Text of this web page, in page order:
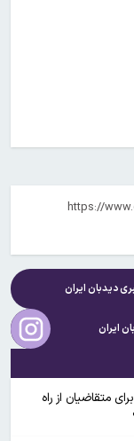
دیدبان ایران
ایران
متقاضیان از راه